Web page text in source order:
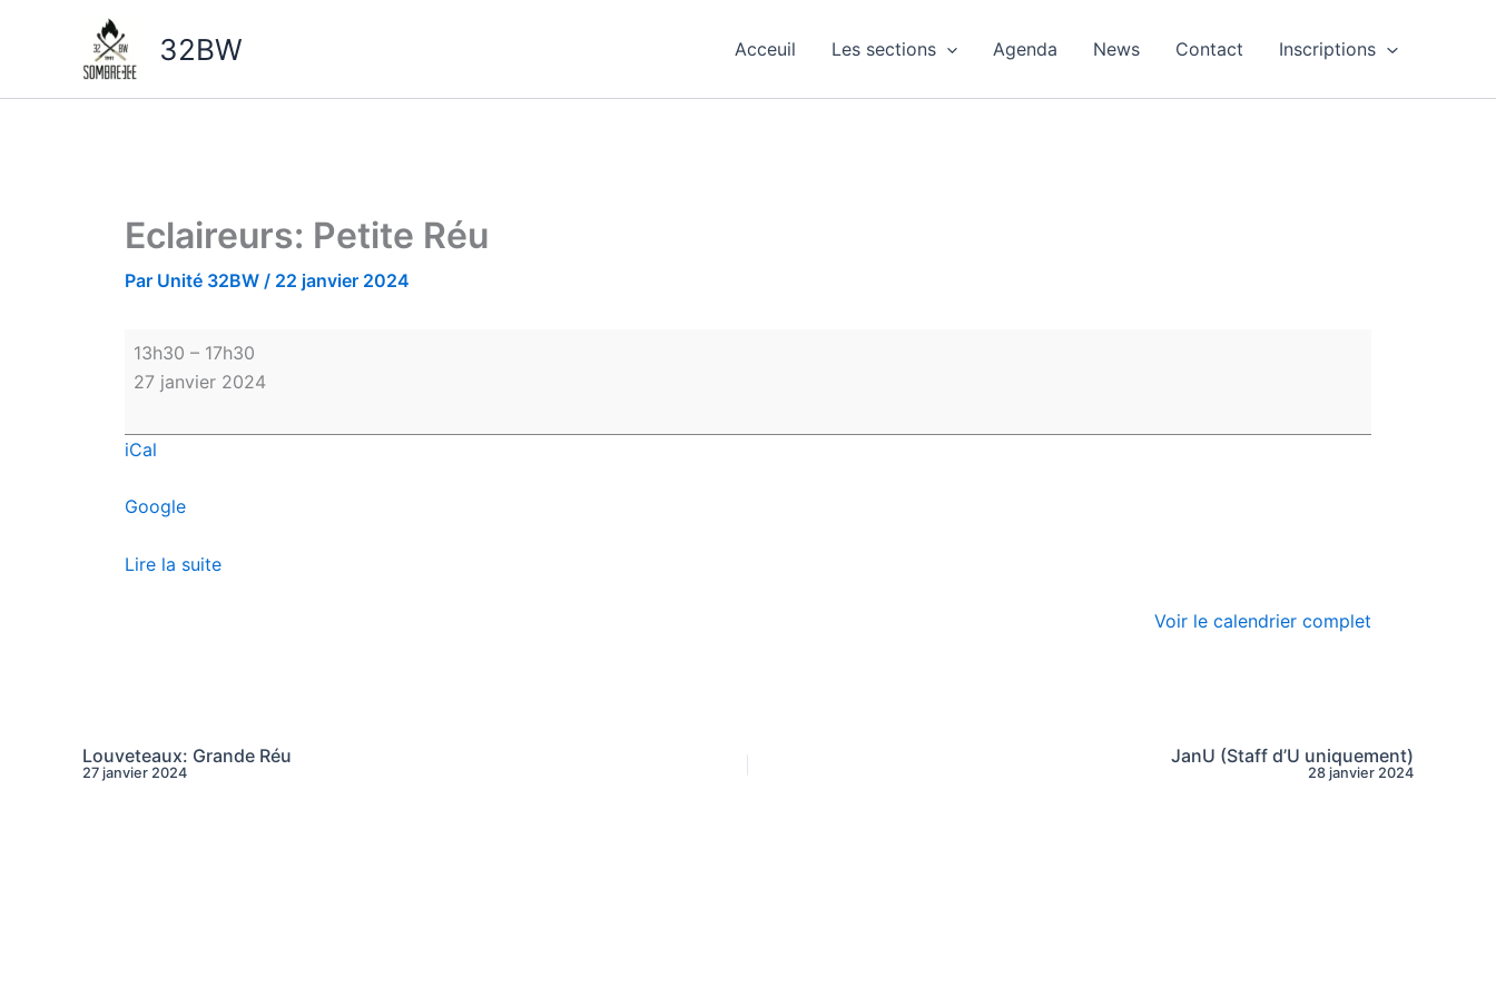
32BW Acceuil Les sections Agenda News Contact Inscriptions
Eclaireurs: Petite Réu
Par Unité 32BW / 22 janvier 2024
Petite
Réu
13h30 – 17h30
27 janvier 2024
iCal
Google
Lire la suite
Voir le calendrier complet
Louveteaux: Grande Réu
27 janvier 2024
JanU (Staff d’U uniquement)
28 janvier 2024